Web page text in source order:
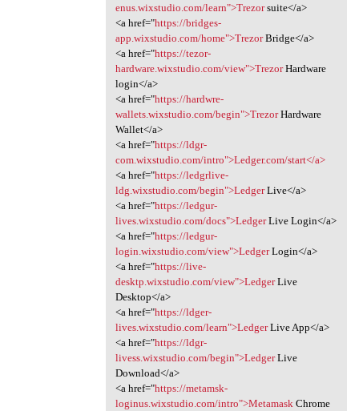
enus.wixstudio.com/learn">Trezorsuite</a>
<a href="https://bridges-
app.wixstudio.com/home">TrezorBridge</a>
<a href="https://tezor-
hardware.wixstudio.com/view">TrezorHardware
login</a>
<a href="https://hardwre-
wallets.wixstudio.com/begin">TrezorHardware
Wallet</a>
<a href="https://ldgr-
com.wixstudio.com/intro">Ledger.com/start</a>
<a href="https://ledgrlive-
ldg.wixstudio.com/begin">LedgerLive</a>
<a href="https://ledgur-
lives.wixstudio.com/docs">LedgerLive Login</a>
<a href="https://ledgur-
login.wixstudio.com/view">LedgerLogin</a>
<a href="https://live-
desktp.wixstudio.com/view">LedgerLive
Desktop</a>
<a href="https://ldger-
lives.wixstudio.com/learn">LedgerLive App</a>
<a href="https://ldgr-
livess.wixstudio.com/begin">LedgerLive
Download</a>
<a href="https://metamsk-
loginus.wixstudio.com/intro">MetamaskChrome